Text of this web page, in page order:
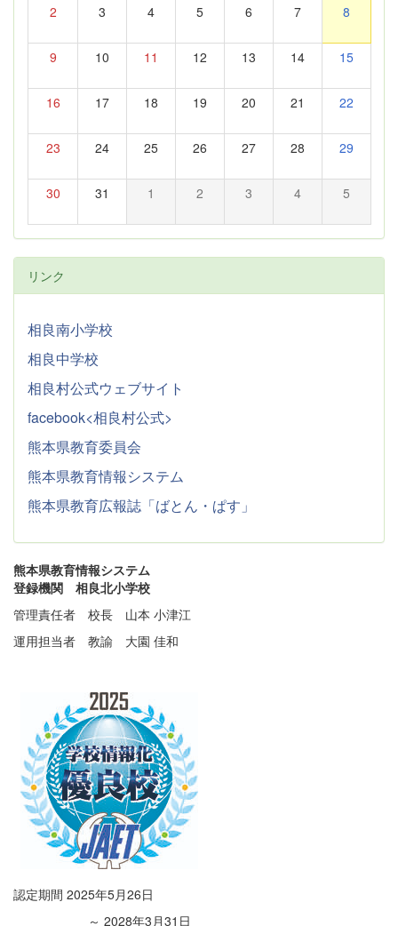
2 3 4 5 6 7 8
9 10 11 12 13 14 15
16 17 18 19 20 21 22
23 24 25 26 27 28 29
30 31 1 2 3 4 5
リンク
相良南小学校
相良中学校
相良村公式ウェブサイト
facebook<相良村公式>
熊本県教育委員会
熊本県教育情報システム
熊本県教育広報誌「ばとん・ぱす」
熊本県教育情報システム
登録機関 相良北小学校
管理責任者 校長 山本 小津江
運用担当者 教諭 大園 佳和
認定期間 2025年5月26日
～ 2028年3月31日